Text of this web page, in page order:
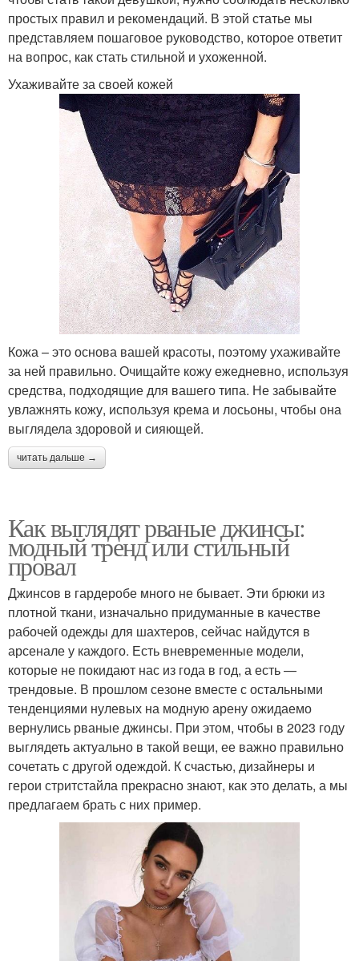
простых правил и рекомендаций. В этой статье мы
представляем пошаговое руководство, которое ответит
на вопрос, как стать стильной и ухоженной.
Ухаживайте за своей кожей
Кожа – это основа вашей красоты, поэтому ухаживайте
за ней правильно. Очищайте кожу ежедневно, используя
средства, подходящие для вашего типа. Не забывайте
увлажнять кожу, используя крема и лосьоны, чтобы она
выглядела здоровой и сияющей.
читать дальше →
Как выглядят рваные джинсы:
модный тренд или стильный
провал
Джинсов в гардеробе много не бывает. Эти брюки из
плотной ткани, изначально придуманные в качестве
рабочей одежды для шахтеров, сейчас найдутся в
арсенале у каждого. Есть вневременные модели,
которые не покидают нас из года в год, а есть —
трендовые. В прошлом сезоне вместе с остальными
тенденциями нулевых на модную арену ожидаемо
вернулись рваные джинсы. При этом, чтобы в 2023 году
выглядеть актуально в такой вещи, ее важно правильно
сочетать с другой одеждой. К счастью, дизайнеры и
герои стритстайла прекрасно знают, как это делать, а мы
предлагаем брать с них пример.